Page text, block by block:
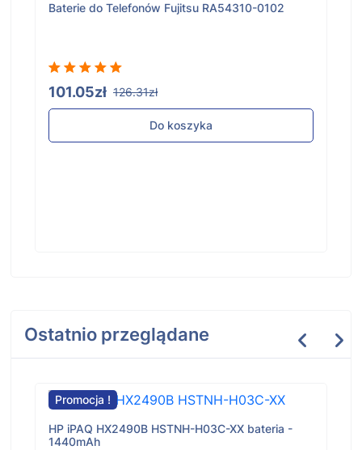
Baterie do Telefonów Fujitsu RA54310-0102
101.05zł 126.31zł
Do koszyka
Ostatnio przeglądane
Promocja !
HP iPAQ HX2490B HSTNH-H03C-XX bateria -
1440mAh